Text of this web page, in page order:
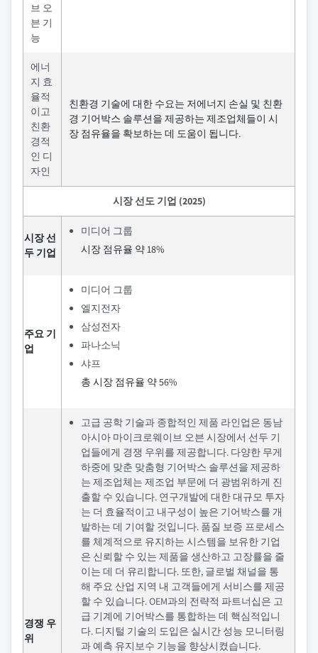
브 오
븐 기
능
에너
지 효
율적
이고
친환
경적
인 디
자인
친환경 기술에 대한 수요는 저에너지 손실 및 친환
경 기어박스 솔루션을 제공하는 제조업체들이 시
장 점유율을 확보하는 데 도움이 됩니다.
시장 선도 기업 (2025)
시장 선
두 기업
미디어 그룹
시장 점유율 약 18%
주요 기
업
미디어 그룹
엘지전자
삼성전자
파나소닉
샤프
총 시장 점유율 약 56%
경쟁 우
위
고급 공학 기술과 종합적인 제품 라인업은 동남
아시아 마이크로웨이브 오븐 시장에서 선두 기
업들에게 경쟁 우위를 제공합니다. 다양한 무게
하중에 맞춘 맞춤형 기어박스 솔루션을 제공하
는 제조업체는 제조업 부문에 더 광범위하게 진
출할 수 있습니다. 연구개발에 대한 대규모 투자
는 더 효율적이고 내구성이 높은 기어박스를 개
발하는 데 기여할 것입니다. 품질 보증 프로세스
를 체계적으로 유지하는 시스템을 보유한 기업
은 신뢰할 수 있는 제품을 생산하고 고장률을 줄
이는 데 더 유리합니다. 또한, 글로벌 채널을 통
해 주요 산업 지역 내 고객들에게 서비스를 제공
할 수 있습니다. OEM과의 전략적 파트너십은 고
급 기계에 기어박스를 통합하는 데 핵심적입니
다. 디지털 기술의 도입은 실시간 성능 모니터링
과 예측 유지보수 기능을 향상시켰습니다.